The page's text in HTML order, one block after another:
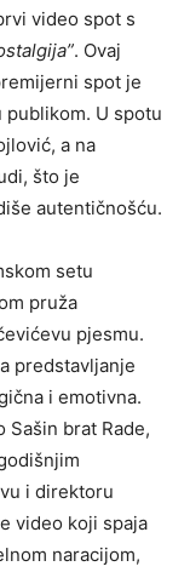
video spot s
. Ovaj
spot je
U spotu
a na
što je
autentičnošću.
setu
pruža
pjesmu.
predstavljanje
i emotivna.
Sašin brat Rade,
i direktoru
video koji spaja
naracijom,